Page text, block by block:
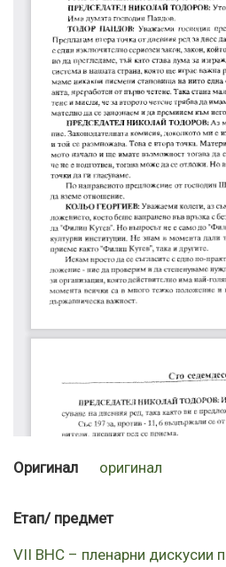
Оригинал оригинал
Етап/ предмет
VII ВНС – пленарни дискусии